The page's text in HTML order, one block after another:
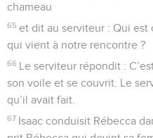
chameau
65 et dit au serviteur : Qui est
qui vient à notre rencontre ?
66 Le serviteur répondit :
son voile et se couvrit. Le
qu’il avait fait.
67 Isaac conduisit Rébecca